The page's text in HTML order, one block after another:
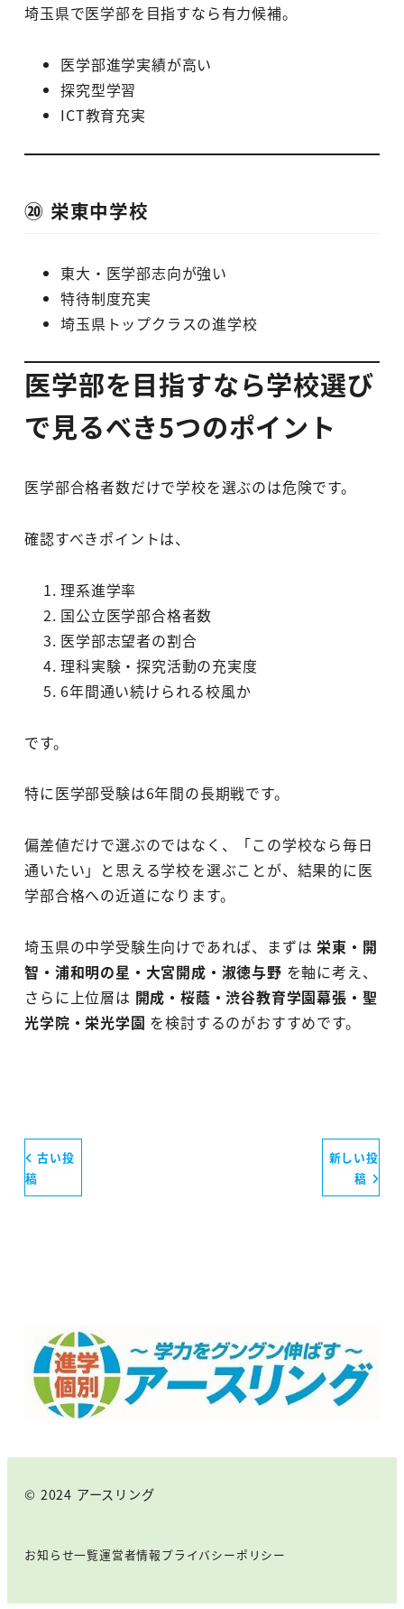
埼玉県で医学部を目指すなら有力候補。
医学部進学実績が高い
探究型学習
ICT教育充実
⑳ 栄東中学校
東大・医学部志向が強い
特待制度充実
埼玉県トップクラスの進学校
医学部を目指すなら学校選び
で見るべき5つのポイント
医学部合格者数だけで学校を選ぶのは危険です。
確認すべきポイントは、
理系進学率
国公立医学部合格者数
医学部志望者の割合
理科実験・探究活動の充実度
6年間通い続けられる校風か
です。
特に医学部受験は6年間の長期戦です。
偏差値だけで選ぶのではなく、「この学校なら毎日
通いたい」と思える学校を選ぶことが、結果的に医
学部合格への近道になります。
埼玉県の中学受験生向けであれば、まずは栄東・開
智・浦和明の星・大宮開成・淑徳与野 を軸に考え、
さらに上位層は 開成・桜蔭・渋谷教育学園幕張・聖
光学院・栄光学園 を検討するのがおすすめです。
古い投
稿
新しい投
稿
© 2024 アースリング
お知らせ一覧運営者情報プライバシーポリシー